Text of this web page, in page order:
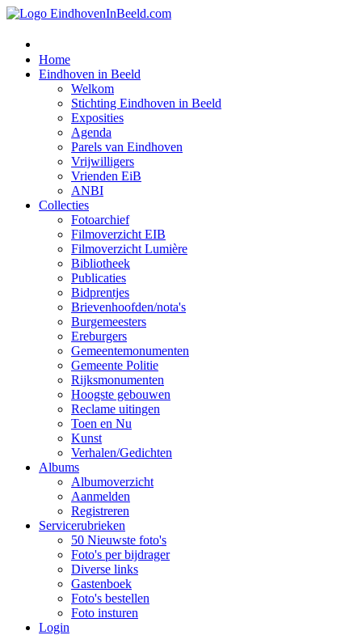
Home
Eindhoven in Beeld
Welkom
Stichting Eindhoven in Beeld
Exposities
Agenda
Parels van Eindhoven
Vrijwilligers
Vrienden EiB
ANBI
Collecties
Fotoarchief
Filmoverzicht EIB
Filmoverzicht Lumière
Bibliotheek
Publicaties
Bidprentjes
Brievenhoofden/nota's
Burgemeesters
Ereburgers
Gemeentemonumenten
Gemeente Politie
Rijksmonumenten
Hoogste gebouwen
Reclame uitingen
Toen en Nu
Kunst
Verhalen/Gedichten
Albums
Albumoverzicht
Aanmelden
Registreren
Servicerubrieken
50 Nieuwste foto's
Foto's per bijdrager
Diverse links
Gastenboek
Foto's bestellen
Foto insturen
Login